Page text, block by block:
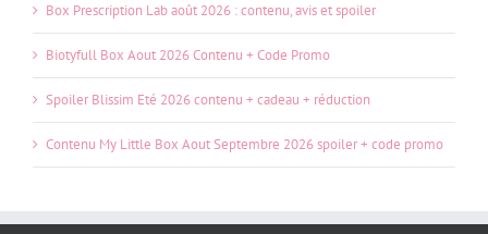
Box Prescription Lab août 2026 : contenu, avis et spoiler
Biotyfull Box Aout 2026 Contenu + Code Promo
Spoiler Blissim Eté 2026 contenu + cadeau + réduction
Contenu My Little Box Aout Septembre 2026 spoiler + code promo